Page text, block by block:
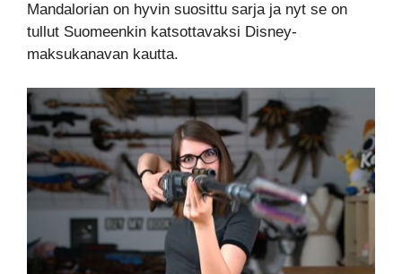
Mandalorian on hyvin suosittu sarja ja nyt se on
tullut Suomeenkin katsottavaksi Disney-
maksukanavan kautta.